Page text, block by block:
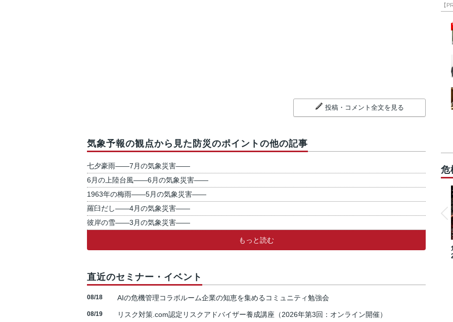
投稿・コメント全文を見る
気象予報の観点から見た防災のポイントの他の記事
七夕豪雨――7月の気象災害――
6月の上陸台風――6月の気象災害――
1963年の梅雨――5月の気象災害――
羅臼だし――4月の気象災害――
彼岸の雪――3月の気象災害――
もっと読む
直近のセミナー・イベント
08/18 AIの危機管理コラボルーム企業の知恵を集めるコミュニティ勉強会
08/19 リスク対策.com認定リスクアドバイザー養成講座（2026年第3回：オンライン開催）
【
危